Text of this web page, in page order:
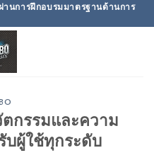
นการฝึกอบรมมาตรฐานด้านการ
กรรมและความ
บผู้ใช้ทุกระดับ